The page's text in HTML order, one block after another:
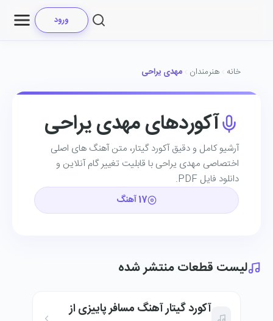
ورود
خانه هنرمندان مهدی یراحی
آکوردهای مهدی یراحی
آرشیو کامل و دقیق آکورد گیتار، متن آهنگ ‌های اصلی
اختصاصی مهدی یراحی با قابلیت تغییر گام آنلاین و
دانلود فایل PDF.
17 آهنگ
لیست قطعات منتشر شده
آکورد گیتار آهنگ مسافر پاییزی از